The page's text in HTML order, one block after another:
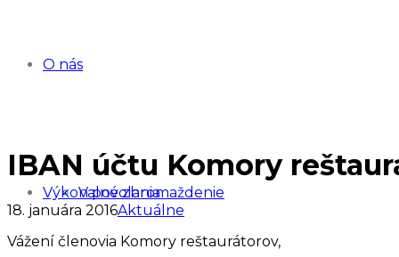
O nás
Valné zhromaždenie
Výkon povolania
IBAN účtu Komory
18. januára 2016Aktuálne
Vážení členovia Komory reštaurátorov,